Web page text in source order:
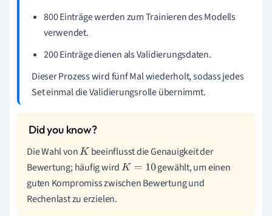
800 Einträge werden zum Trainieren des Modells
verwendet.
200 Einträge dienen als Validierungsdaten.
Dieser Prozess wird fünf Mal wiederholt, sodass jedes
Set einmal die Validierungsrolle übernimmt.
Die Wahl vonK beeinflusst die Genauigkeit der
Bewertung; häufig wirdK= 10
gewählt, um einen
guten Kompromiss zwischen Bewertung und
Rechenlast zu erzielen.